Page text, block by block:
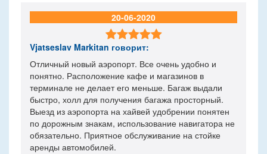
20-06-2020

Vjatseslav Markitan говорит:
Отличный новый аэропорт. Все очень удобно и
понятно. Расположение кафе и магазинов в
терминале не делает его меньше. Багаж выдали
быстро, холл для получения багажа просторный.
Выезд из аэропорта на хайвей удобрении понятен
по дорожным знакам, использование навигатора не
обязательно. Приятное обслуживание на стойке
аренды автомобилей.